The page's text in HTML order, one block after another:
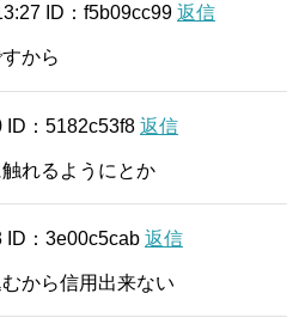
ID：f5b09cc99 返信
から
ID：5182c53f8 返信
れるようにとか
ID：3e00c5cab 返信
から信用出来ない